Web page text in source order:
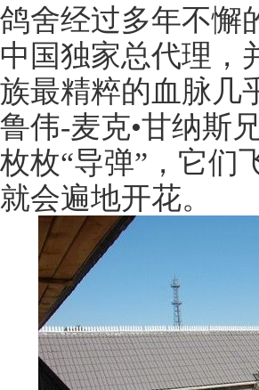
舍经过多年不懈
国独家总代理，
最精粹的血脉几
伟-麦克•甘纳斯
枚“导弹”，它们
会遍地开花。